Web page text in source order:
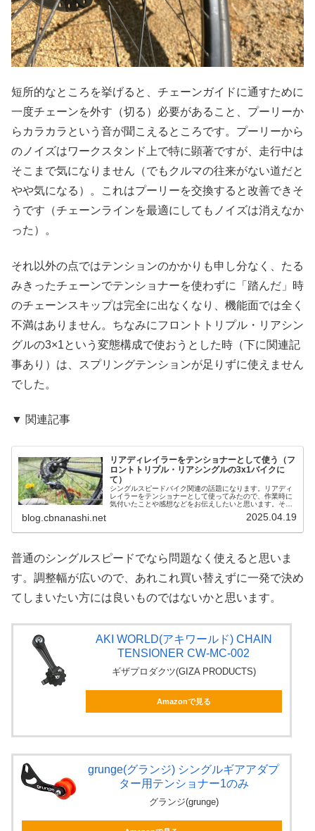
短所的なところを挙げると、チェーンガイドに通すために
一度チェーンを外す（切る）必要があること、プーリーか
らカラカラという音が聞こえるところです。プーリーから
のノイズはワークスタンド上で特に顕著ですが、走行中は
そこまで気になりません（でもクルマの往来がない道だと
やや気になる）。これはプーリーを交換すると改善できそ
うです（チェーンラインを最適にしてもノイズは消えなか
った）。
それ以外の点ではテンションのかかりも申し分なく、たる
みきったチェーンでテンショナーを使わずに「踏んだ」時
のチェーンスキップは完全に出なくなり、機能面では全く
不満はありません。ちなみにフロントトリプル・リアシン
グルの3×1という変態構成で使おうとした時（下に関連記
事あり）は、スプリングテンションが足りずに使えません
でした。
▼ 関連記事
リアディレイラーをテンショナーとして使う（フ
ロントトリプル・リアシングルの3x1バイクに
て）
シングルスピードバイク関連の話題になります。リアディ
レイラーをテンショナーとして使ってみたので、作業時に
気付いたことや感想などをお伝えしたいと思います。そも
blog.cbnanashi.net 2025.04.19
普通のシングルスピードでなら問題なく使えると思いま
す。調整幅が広いので、あれこれ買い替えずに一発で決め
てしまいたい方には良いものではないかと思います。
AKI WORLD(アキワールド) CHAIN
TENSIONER CW-MC-002
ギザプロダクツ(GIZA PRODUCTS)
Amazonで見る
grunge(グランジ) シングルギアアダプ
ター用テンショナー1のみ
グランジ(grunge)